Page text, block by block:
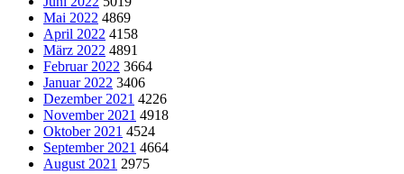
Mai 2022 4869
April 2022 4158
März 2022 4891
Februar 2022 3664
Januar 2022 3406
Dezember 2021 4226
November 2021 4918
Oktober 2021 4524
September 2021 4664
August 2021 2975